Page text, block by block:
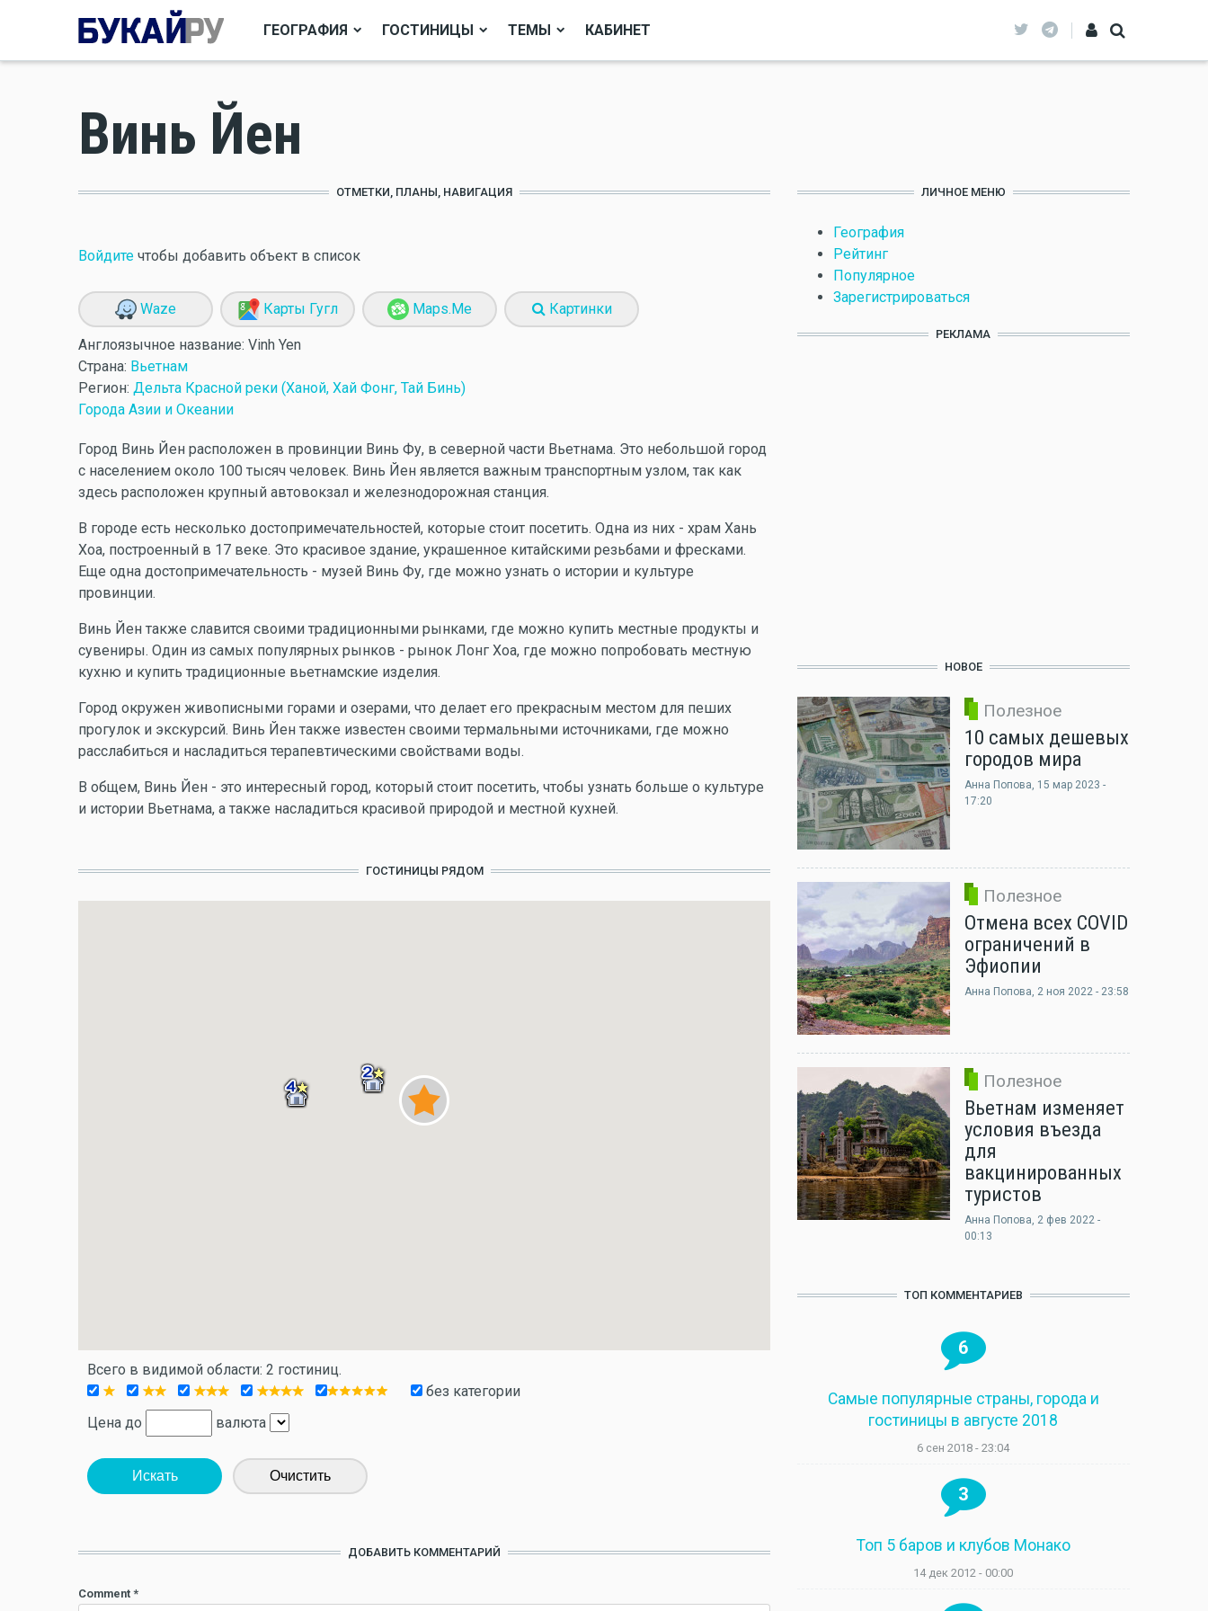
ГЕОГРАФИЯ ГОСТИНИЦЫ ТЕМЫ КАБИНЕТ
Винь Йен
ОТМЕТКИ, ПЛАНЫ, НАВИГАЦИЯ
Войдите чтобы добавить объект в список
Waze Карты Гугл Maps.Me Картинки
Англоязычное название: Vinh Yen
Страна: Вьетнам
Регион: Дельта Красной реки (Ханой, Хай Фонг, Тай Бинь)
Города Азии и Океании
Город Винь Йен расположен в провинции Винь Фу, в северной части Вьетнама. Это небольшой город
с населением около 100 тысяч человек. Винь Йен является важным транспортным узлом, так как
здесь расположен крупный автовокзал и железнодорожная станция.
В городе есть несколько достопримечательностей, которые стоит посетить. Одна из них - храм Хань
Хоа, построенный в 17 веке. Это красивое здание, украшенное китайскими резьбами и фресками.
Еще одна достопримечательность - музей Винь Фу, где можно узнать о истории и культуре
провинции.
Винь Йен также славится своими традиционными рынками, где можно купить местные продукты и
сувениры. Один из самых популярных рынков - рынок Лонг Хоа, где можно попробовать местную
кухню и купить традиционные вьетнамские изделия.
Город окружен живописными горами и озерами, что делает его прекрасным местом для пеших
прогулок и экскурсий. Винь Йен также известен своими термальными источниками, где можно
расслабиться и насладиться терапевтическими свойствами воды.
В общем, Винь Йен - это интересный город, который стоит посетить, чтобы узнать больше о культуре
и истории Вьетнама, а также насладиться красивой природой и местной кухней.
ГОСТИНИЦЫ РЯДОМ
Всего в видимой области: 2 гостиниц.
без категории
Цена до
валюта
Искать Очистить
ДОБАВИТЬ КОММЕНТАРИЙ
Comment *
ЛИЧНОЕ МЕНЮ
География
Рейтинг
Популярное
Зарегистрироваться
РЕКЛАМА
НОВОЕ
Полезное
10 самых дешевых
городов мира
Анна Попова, 15 мар 2023 -
17:20
Полезное
Отмена всех COVID
ограничений в
Эфиопии
Анна Попова, 2 ноя 2022 - 23:58
Полезное
Вьетнам изменяет
условия въезда
для
вакцинированных
туристов
Анна Попова, 2 фев 2022 -
00:13
ТОП КОММЕНТАРИЕВ
6
Самые популярные страны, города и
гостиницы в августе 2018
6 сен 2018 - 23:04
3
Топ 5 баров и клубов Монако
14 дек 2012 - 00:00